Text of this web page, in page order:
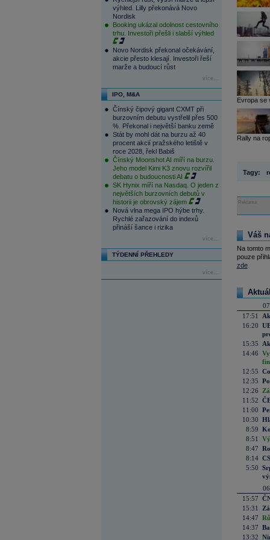
výhled. Lilly překonává Novo
Nordisk
Booking ukázal odolnost cestovního
trhu. Investoři přešli i slabší výhled
Novo Nordisk překonal očekávání,
akcie přesto klesají. Investoři řeší
marže a budoucí růst
více...
IPO, M&A
Čínský čipový gigant CXMT při
burzovním debutu vystřelil přes 500
%. Překonal i největší banku země
Stát by mohl dát na burzu až 40
procent akcií pražského letiště v
roce 2028, řekl Babiš
Čínský Moonshot AI míří na burzu.
Jeho model Kimi K3 znovu rozvířil
debatu o budoucnosti AI
SK Hynix míří na Nasdaq. O jeden z
největších burzovních debutů v
historii je obrovský zájem
Nová vlna mega IPO hýbe trhy.
Rychlé zařazování do indexů
přináší šance i rizika
více...
TÝDENNÍ PŘEHLEDY
více...
Evropa se
Rally na
Tagy:
Reklama
Váš
Na tomto
pouze
zde.
17:51
16:20
15:35
14:46
12:55
12:35
12:26
11:52
11:00
10:30
8:59
8:51
8:47
8:14
5:50
15:57
15:31
14:47
14:37
13:32